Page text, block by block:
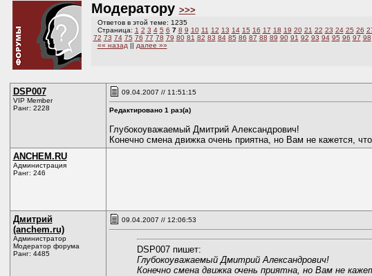
Модератору >>>
Ответов в этой теме: 1235
Страница: 1 2 3 4 5 6 7 8 9 10 11 12 13 14 15 16 17 18 19 20 21 22 23 24 25 26
72 73 74 75 76 77 78 79 80 81 82 83 84 85 86 87 88 89 90 91 92 93 94 95 96 97 98
«« назад || далее »»
DSP007
VIP Member
Ранг: 2228
09.04.2007 // 11:51:15
Редактировано 1 раз(а)
Глубокоуважаемый Дмитрий Александрович!
Конечно смена движка очень приятна, но Вам не кажется,
ANCHEM.RU
Администрация
Ранг: 246
Дмитрий
(anchem.ru)
Администратор
Модератор форума
Ранг: 4485
09.04.2007 // 12:06:53
DSP007 пишет:
Глубокоуважаемый Дмитрий Александрович!
Конечно смена движка очень приятна, но Вам не